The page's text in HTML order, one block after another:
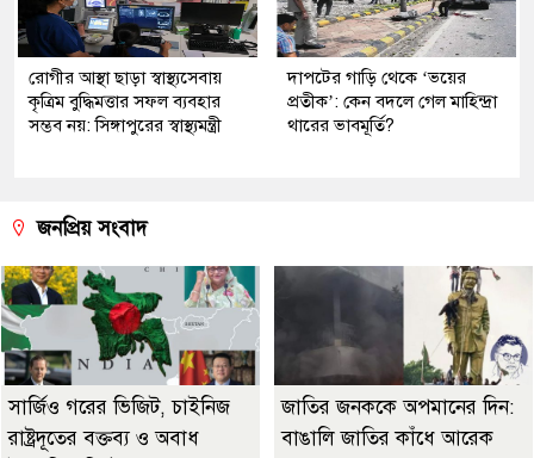
রোগীর আস্থা ছাড়া স্বাস্থ্যসেবায়
কৃত্রিম বুদ্ধিমত্তার সফল ব্যবহার
সম্ভব নয়: সিঙ্গাপুরের স্বাস্থ্যমন্ত্রী
দাপটের গাড়ি থেকে ‘ভয়ের
প্রতীক’: কেন বদলে গেল মাহিন্দ্রা
থারের ভাবমূর্তি?
জনপ্রিয় সংবাদ
সার্জিও গরের ভিজিট, চাইনিজ
রাষ্ট্রদূতের বক্তব্য ও অবাধ
জাতির জনককে অপমানের দিন:
বাঙালি জাতির কাঁধে আরেক